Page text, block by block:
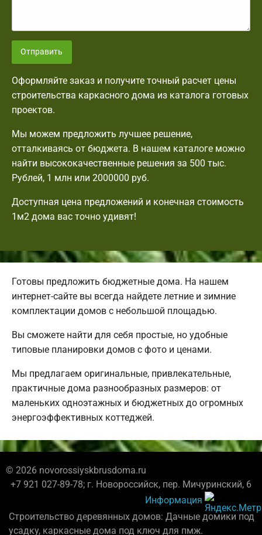
Отправить
Оформляйте заказ и получите точный расчет цены
строительства каркасного дома из каталога готовых
проектов.
Мы можем предложить лучшее решение,
отталкиваясь от бюджета. В нашем каталоге можно
найти высококачественные решения за 500 тыс.
Рублей, 1 млн или 2000000 руб.
Доступная цена предложений и конечная стоимость
1м2 дома вас точно удивят!
Готовы предложить бюджетные дома. На нашем
интернет-сайте вы всегда найдете летние и зимние
комплектации домов с небольшой площадью.
Вы сможете найти для себя простые, но удобные
типовые планировки домов с фото и ценами.
Мы предлагаем оригинальные, привлекательные,
практичные дома разнообразных размеров: от
маленьких одноэтажных и бюджетных до огромных
энергоэффективных коттеджей.
© 2026 novorossiyskbrusdoma.ru
+7 921 027-89-78; г. Новороссийск, пер. Мичуринский, 6
Информация
Строительство деревянных домов: Дачные домики под
усадку, каркасные дома под ключ для пмж.